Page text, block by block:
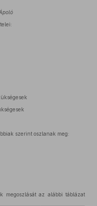
szerint oszlanak meg:
megoszlását az alábbi táblázat